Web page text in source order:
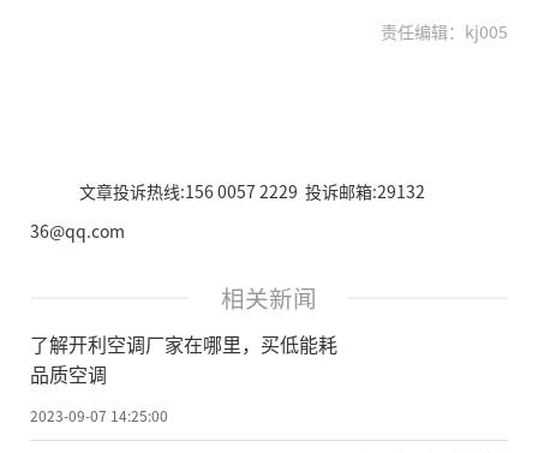
责任编辑：kj005
文章投诉热线:156 0057 2229 投诉邮箱:29132
36@qq.com
相关新闻
了解开利空调厂家在哪里，买低能耗
品质空调
2023-09-07 14:25:00